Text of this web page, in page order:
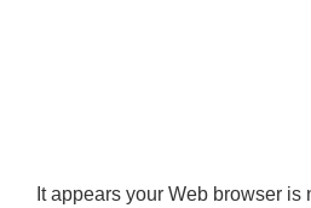
It appears your Web browser